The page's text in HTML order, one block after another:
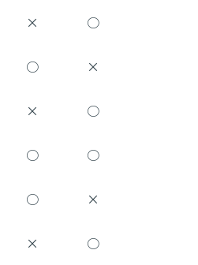
× ○
○ ×
× ○
○ ○
○ ×
× ○